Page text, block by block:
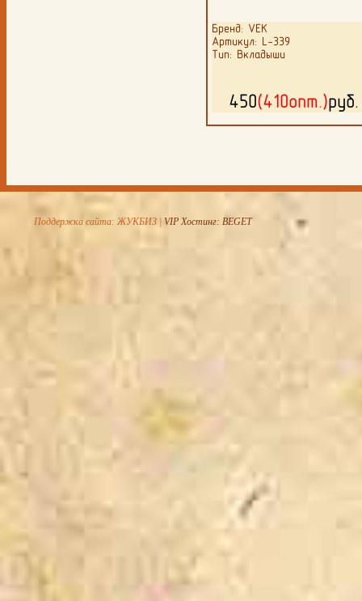
Бренд: VEK
Артикул: L-339
Тип: Вкладыши
450(410опт.)
Поддержка сайта: ЖУКБИЗ | VIP Хостинг: BEGET